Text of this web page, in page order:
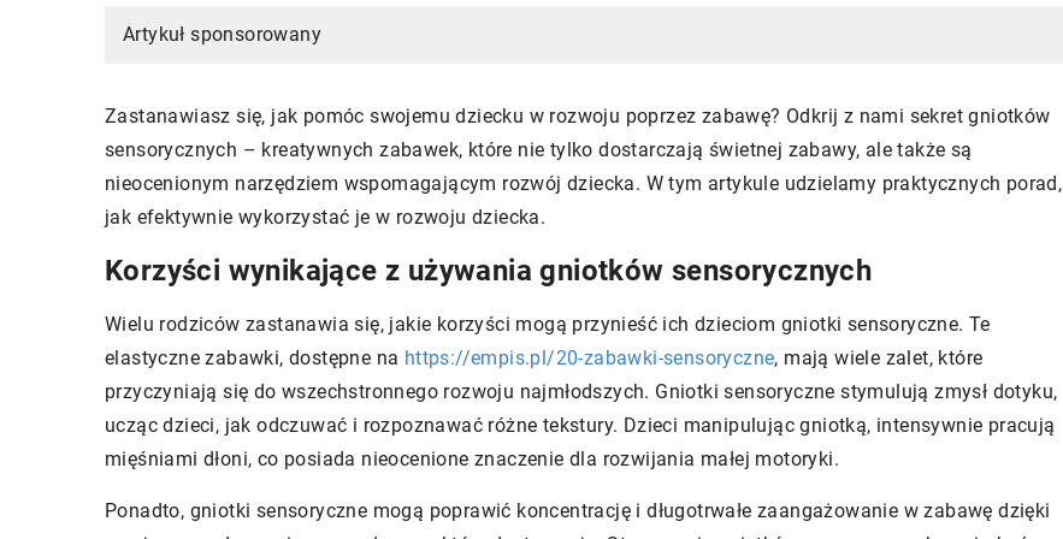
Artykuł sponsorowany
Zastanawiasz się, jak pomóc swojemu dziecku w rozwoju poprzez zabawę? Odkrij z nami sekret gniotków
sensorycznych – kreatywnych zabawek, które nie tylko dostarczają świetnej zabawy, ale także są
nieocenionym narzędziem wspomagającym rozwój dziecka. W tym artykule udzielamy praktycznych porad,
jak efektywnie wykorzystać je w rozwoju dziecka.
Korzyści wynikające z używania gniotków sensorycznych
Wielu rodziców zastanawia się, jakie korzyści mogą przynieść ich dzieciom gniotki sensoryczne. Te
elastyczne zabawki, dostępne na https://empis.pl/20-zabawki-sensoryczne, mają wiele zalet, które
przyczyniają się do wszechstronnego rozwoju najmłodszych. Gniotki sensoryczne stymulują zmysł dotyku,
ucząc dzieci, jak odczuwać i rozpoznawać różne tekstury. Dzieci manipulując gniotką, intensywnie pracują
mięśniami dłoni, co posiada nieocenione znaczenie dla rozwijania małej motoryki.
Ponadto, gniotki sensoryczne mogą poprawić koncentrację i długotrwałe zaangażowanie w zabawę dzięki